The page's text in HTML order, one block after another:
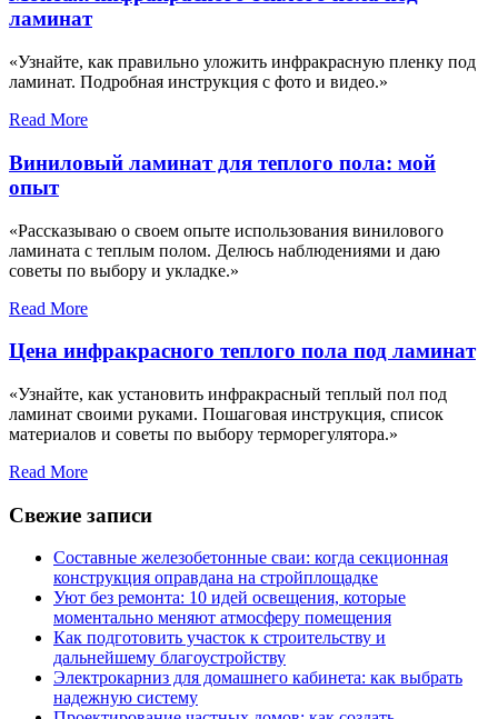
ламинат
«Узнайте, как правильно уложить инфракрасную пленку под
ламинат. Подробная инструкция с фото и видео.»
Read More
Виниловый ламинат для теплого пола: мой
опыт
«Рассказываю о своем опыте использования винилового
ламината с теплым полом. Делюсь наблюдениями и даю
советы по выбору и укладке.»
Read More
Цена инфракрасного теплого пола под ламинат
«Узнайте, как установить инфракрасный теплый пол под
ламинат своими руками. Пошаговая инструкция, список
материалов и советы по выбору терморегулятора.»
Read More
Свежие записи
Составные железобетонные сваи: когда секционная
конструкция оправдана на стройплощадке
Уют без ремонта: 10 идей освещения, которые
моментально меняют атмосферу помещения
Как подготовить участок к строительству и
дальнейшему благоустройству
Электрокарниз для домашнего кабинета: как выбрать
надежную систему